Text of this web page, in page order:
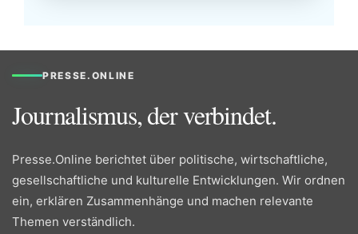
PRESSE.ONLINE
Journalismus, der verbindet.
Presse.Online berichtet über politische, wirtschaftliche,
gesellschaftliche und kulturelle Entwicklungen. Wir ordnen
ein, erklären Zusammenhänge und machen relevante
Themen verständlich.